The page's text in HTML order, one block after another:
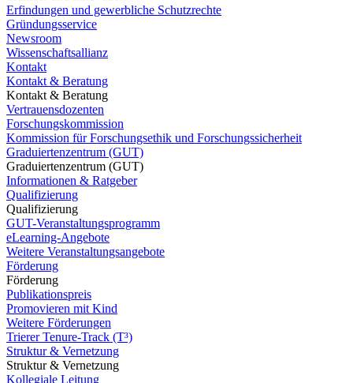
Erfindungen und gewerbliche Schutzrechte
Gründungsservice
Newsroom
Wissenschaftsallianz
Kontakt
Kontakt & Beratung
Kontakt & Beratung
Vertrauensdozenten
Forschungskommission
Kommission für Forschungsethik und Forschungssicherheit
Graduiertenzentrum (GUT)
Graduiertenzentrum (GUT)
Informationen & Ratgeber
Qualifizierung
Qualifizierung
GUT-Veranstaltungsprogramm
eLearning-Angebote
Weitere Veranstaltungsangebote
Förderung
Förderung
Publikationspreis
Promovieren mit Kind
Weitere Förderungen
Trierer Tenure-Track (T³)
Struktur & Vernetzung
Struktur & Vernetzung
Kollegiale Leitung